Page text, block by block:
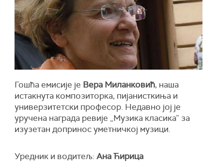
Гошћа емисије је Вера Миланковић, наша
истакнута композиторка, пијанисткиња и
универзитетски професор. Недавно јој је
уручена награда ревије „Музика класика” за
изузетан допринос уметничкој музици.
Уредник и водитељ: Ана Ћирица